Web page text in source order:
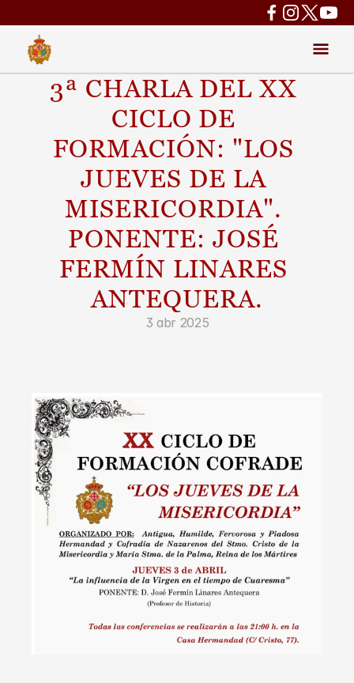
3ª CHARLA DEL XX
CICLO DE
FORMACIÓN: "LOS
JUEVES DE LA
MISERICORDIA".
PONENTE: JOSÉ
FERMÍN LINARES
ANTEQUERA.
3 abr 2025